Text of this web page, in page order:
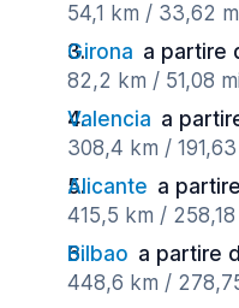
54,1 km / 33,62
Girona a partire
82,2 km / 51,08
Valencia a
308,4 km /
Alicante a
415,5 km /
Bilbao a partire
448,6 km /